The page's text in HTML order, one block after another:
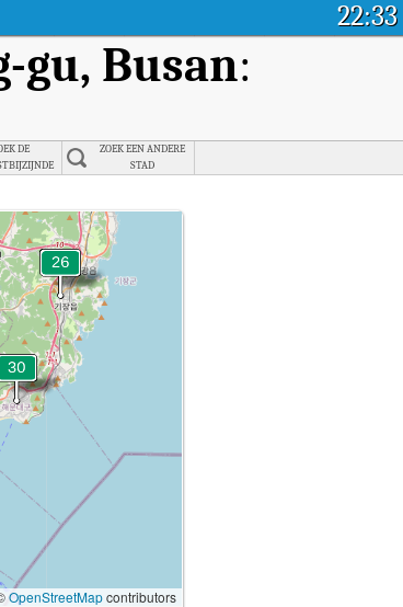
22:33
gu, Busan:
DE
ZOEK EEN ANDERE
STAD
OpenStreetMapcontributors